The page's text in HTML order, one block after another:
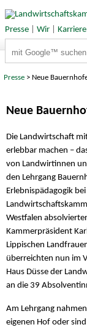
Presse| Wir| Karriere
Presse > Neue
Neue
Die Landwirtschaft
erlebbar machen –
von Landwirtinnen
den Lehrgang
Erlebnispädagogik
Westfalen
Kammerpräsident
Lippischen
überreichten nun im
Haus Düsse der
an die 39
Am Lehrgang
eigenen Hof oder